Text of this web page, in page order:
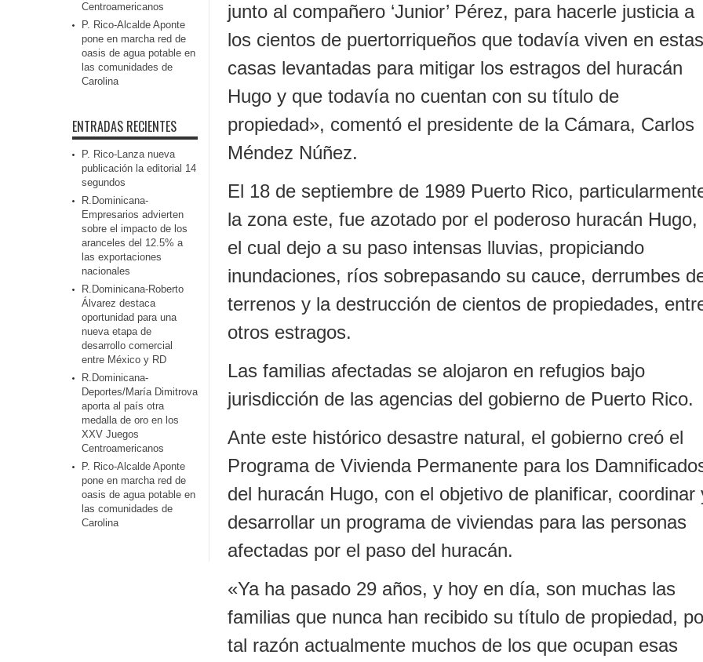
junto al compañero ‘Junior’ Pérez, para hacerle justicia a
los cientos de puertorriqueños que todavía viven en estas
casas levantadas para mitigar los estragos del huracán
Hugo y que todavía no cuentan con su título de
propiedad», comentó el presidente de la Cámara, Carlos
Méndez Núñez.
El 18 de septiembre de 1989 Puerto Rico,
la zona este, fue azotado por el poderoso huracán Hugo,
el cual dejo a su paso intensas lluvias, propiciando
inundaciones, ríos sobrepasando su cauce, derrumbes
terrenos y la destrucción de cientos de propiedades,
otros estragos.
Las familias afectadas se alojaron en refugios bajo
jurisdicción de las agencias del gobierno de Puerto Rico.
Ante este histórico desastre natural, el gobierno creó el
Programa de Vivienda Permanente para los
del huracán Hugo, con el objetivo de planificar, coordinar
desarrollar un programa de viviendas para las personas
afectadas por el paso del huracán.
«Ya ha pasado 29 años, y hoy en día, son muchas las
familias que nunca han recibido su título de propiedad,
tal razón actualmente muchos de los que ocupan esas
Centroamericanos
P. Rico-Alcalde Aponte
pone en marcha red de
oasis de agua potable en
las comunidades de
Carolina
ENTRADAS RECIENTES
P. Rico-Lanza nueva
publicación la editorial 14
segundos
R.Dominicana-
Empresarios advierten
sobre el impacto de los
aranceles del 12.5% a
las exportaciones
nacionales
R.Dominicana-Roberto
Álvarez destaca
oportunidad para una
nueva etapa de
desarrollo comercial
entre México y RD
R.Dominicana-
Deportes/María Dimitrova
aporta al país otra
medalla de oro en los
XXV Juegos
Centroamericanos
P. Rico-Alcalde Aponte
pone en marcha red de
oasis de agua potable en
las comunidades de
Carolina